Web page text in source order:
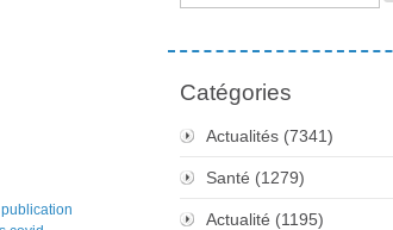
Catégories
Actualités (7341)
Santé (1279)
Actualité (1195)